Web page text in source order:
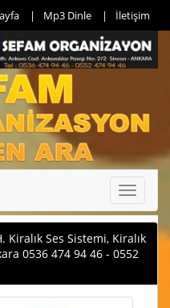
Mp3 Dinle İletişim
Toggle
Kiralık Ses Sistemi, Kiralık
0536 474 94 46 - 0552